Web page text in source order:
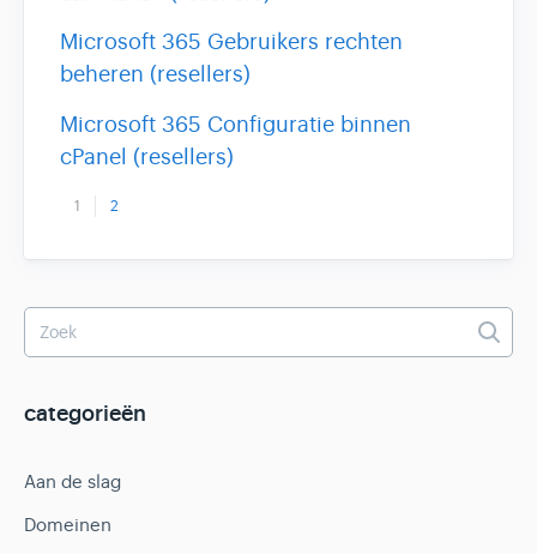
Microsoft 365 Gebruikers rechten
beheren (resellers)
Microsoft 365 Configuratie binnen
cPanel (resellers)
1 2
categorieën
Aan de slag
Domeinen